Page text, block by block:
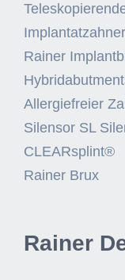
Rainer
Allergiefreier
Silensor SL
CLEARsplint®
Rainer Brux
Rainer